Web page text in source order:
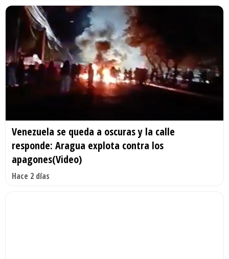
Venezuela se queda a oscuras y la calle
responde: Aragua explota contra los
apagones(Video)
Hace 2 días